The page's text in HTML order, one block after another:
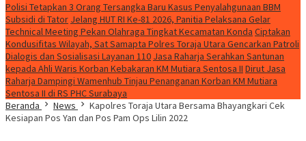
Polisi Tetapkan 3 Orang Tersangka Baru Kasus Penyalahgunaan BBM
Subsidi di Tator Jelang HUT RI Ke-81 2026, Panitia Pelaksana Gelar
Technical Meeting Pekan Olahraga Tingkat Kecamatan Konda Ciptakan
Kondusifitas Wilayah, Sat Samapta Polres Toraja Utara Gencarkan Patroli
Dialogis dan Sosialisasi Layanan 110 Jasa Raharja Serahkan Santunan
kepada Ahli Waris Korban Kebakaran KM Mutiara Sentosa II Dirut Jasa
Raharja Dampingi Wamenhub Tinjau Penanganan Korban KM Mutiara
Sentosa II di RS PHC Surabaya
Beranda
News
Kapolres Toraja Utara Bersama Bhayangkari Cek
Kesiapan Pos Yan dan Pos Pam Ops Lilin 2022